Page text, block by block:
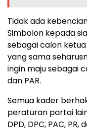
Tidak ada
Simbolon kepada
sebagai calon
yang sama
ingin maju sebagai
dan PAR.
Semua kader
peraturan partai
DPD, DPC, PAC,